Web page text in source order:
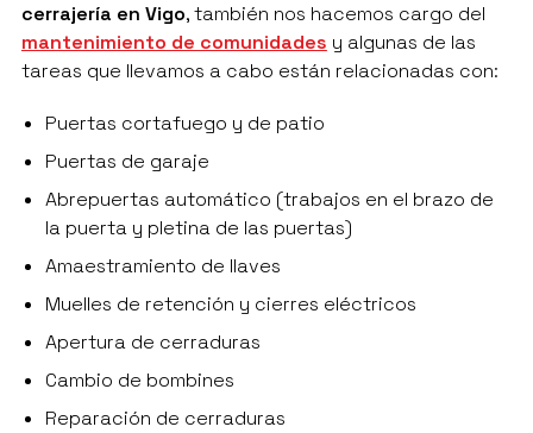
cerrajería en Vigo, también nos hacemos cargo del
mantenimiento de comunidades y algunas de las
tareas que llevamos a cabo están relacionadas con:
Puertas cortafuego y de patio
Puertas de garaje
Abrepuertas automático (trabajos en el brazo de
la puerta y pletina de las puertas)
Amaestramiento de llaves
Muelles de retención y cierres eléctricos
Apertura de cerraduras
Cambio de bombines
Reparación de cerraduras